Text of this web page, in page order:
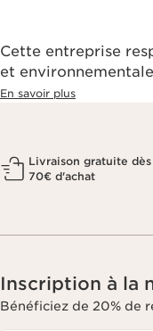
Cette entreprise
et
En savoir plus
Livraison gratuite dès
70€ d'achat
Inscription à la
Bénéficiez de 20% de